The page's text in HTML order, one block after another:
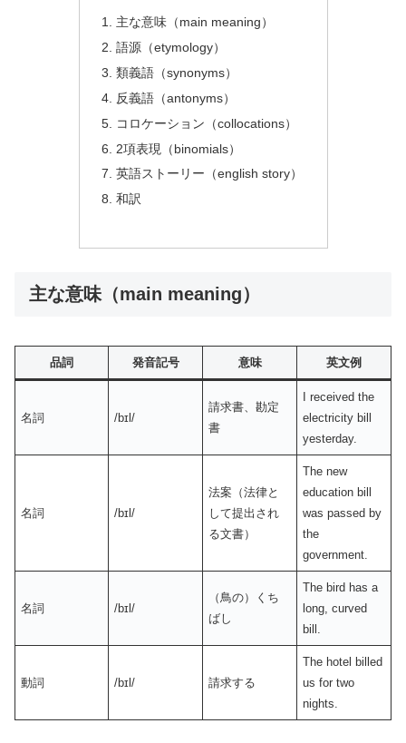
主な意味（main meaning）
語源（etymology）
類義語（synonyms）
反義語（antonyms）
コロケーション（collocations）
2項表現（binomials）
英語ストーリー（english story）
和訳
主な意味（main meaning）
品詞 発音記号 意味 英文例
名詞 /bɪl/
請求書、勘定
書
I received the
electricity bill
yesterday.
名詞 /bɪl/
法案（法律と
して提出され
る文書）
The new
education bill
was passed by
the
government.
名詞 /bɪl/
（鳥の）くち
ばし
The bird has a
long, curved
bill.
動詞 /bɪl/ 請求する
The hotel billed
us for two
nights.